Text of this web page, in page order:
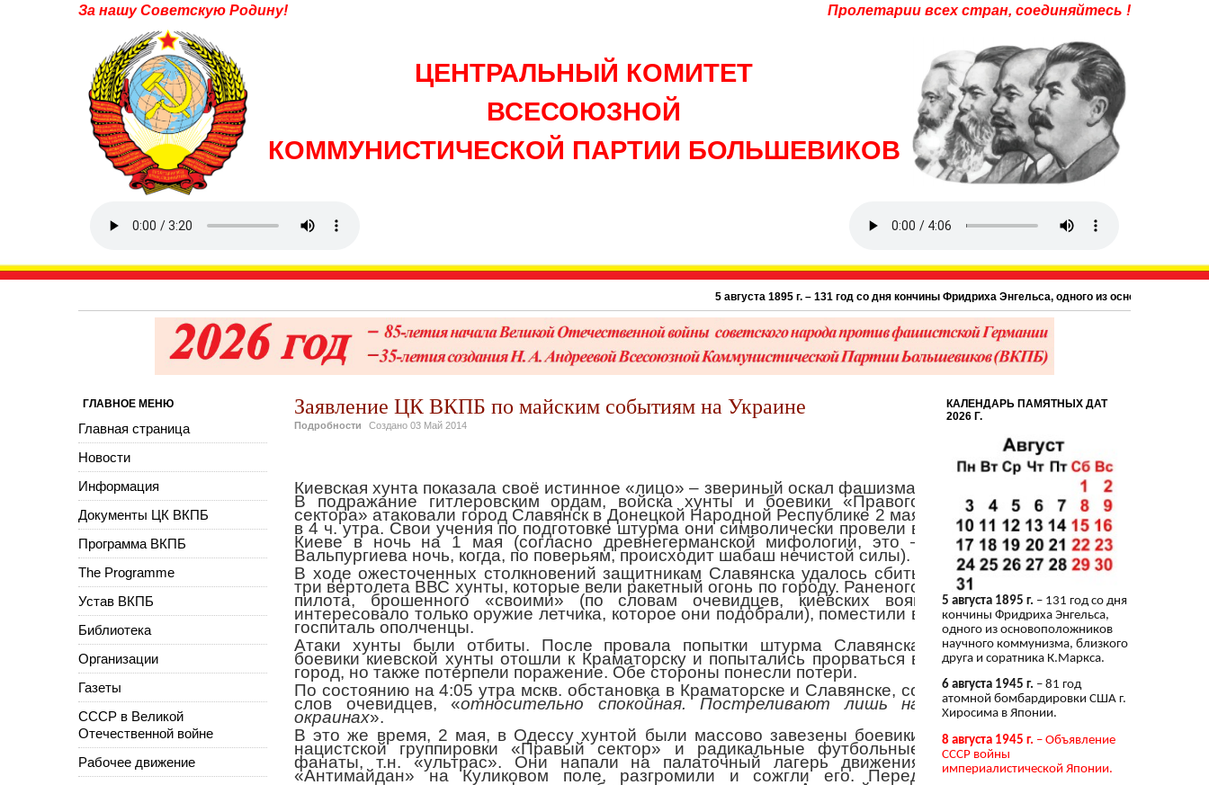
За нашу Советскую Родину! Пролетарии всех стран, соединяйтесь !
ЦЕНТРАЛЬНЫЙ КОМИТЕТ
ВСЕСОЮЗНОЙ
КОММУНИСТИЧЕСКОЙ ПАРТИИ БОЛЬШЕВИКОВ
5 августа 1895 г. – 131 год со дня кончины Фридриха Энгельса, одного из основоположников
Заявление ЦК ВКПБ по майским событиям на Украине
Подробности Создано 03 Май 2014
Киевская хунта показала своё истинное «лицо» – звериный оскал фашизма.
В подражание гитлеровским ордам, войска хунты и боевики «Правого
сектора» атаковали город Славянск в Донецкой Народной Республике 2 мая
в 4 ч. утра. Свои учения по подготовке штурма они символически провели в
Киеве в ночь на 1 мая (согласно древнегерманской мифологии, это –
Вальпургиева ночь, когда, по поверьям, происходит шабаш нечистой силы).
В ходе ожесточенных столкновений защитникам Славянска удалось сбить
три вертолета ВВС хунты, которые вели ракетный огонь по городу. Раненого
пилота, брошенного «своими» (по словам очевидцев, киевских вояк
интересовало только оружие летчика, которое они подобрали), поместили в
госпиталь ополченцы.
Атаки хунты были отбиты. После провала попытки штурма Славянска
боевики киевской хунты отошли к Краматорску и попытались прорваться в
город, но также потерпели поражение. Обе стороны понесли потери.
По состоянию на 4:05 утра мскв. обстановка в Краматорске и Славянске, со
слов очевидцев, «относительно спокойная. Постреливают лишь на
окраинах».
В это же время, 2 мая, в Одессу хунтой были массово завезены боевики
нацистской группировки «Правый сектор» и радикальные футбольные
фанаты, т.н. «ультрас». Они напали на палаточный лагерь движения
«Антимайдан» на Куликовом поле, разгромили и сожгли его. Перед
ГЛАВНОЕ МЕНЮ
Главная страница
Новости
Информация
Документы ЦК ВКПБ
Программа ВКПБ
The Programme
Устав ВКПБ
Библиотека
Организации
Газеты
СССР в Великой
Отечественной войне
Рабочее движение
КАЛЕНДАРЬ ПАМЯТНЫХ ДАТ
2026 Г.
5 августа 1895 г. – 131 год со дня
кончины Фридриха Энгельса,
одного из основоположников
научного коммунизма, близкого
друга и соратника К.Маркса.
6 августа 1945 г. – 81 год
атомной бомбардировки США г.
Хиросима в Японии.
8 августа 1945 г. – Объявление
СССР войны
империалистической Японии.